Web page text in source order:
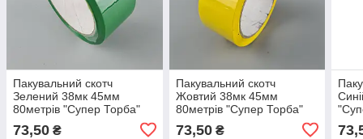
Пакувальний скотч
Зелений 38мк 45мм
80метрів "Супер Торба"
73,50 ₴
Пакувальний скотч
Жовтий 38мк 45мм
80метрів "Супер Торба"
73,50₴